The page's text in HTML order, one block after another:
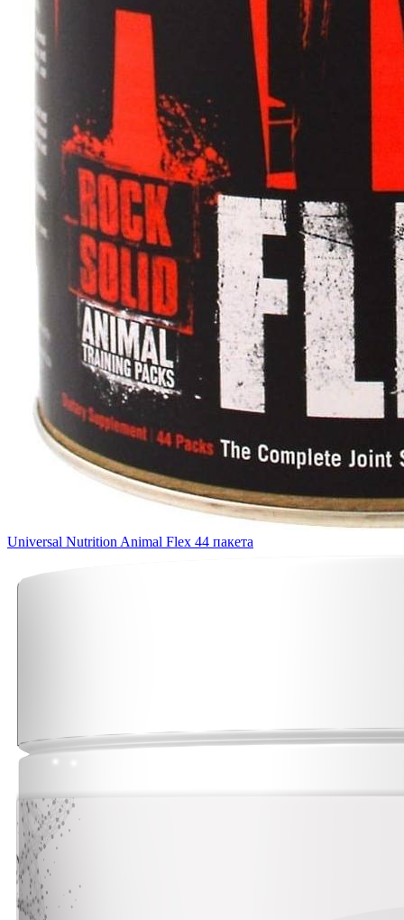
Universal Nutrition Animal Flex 44 пакета